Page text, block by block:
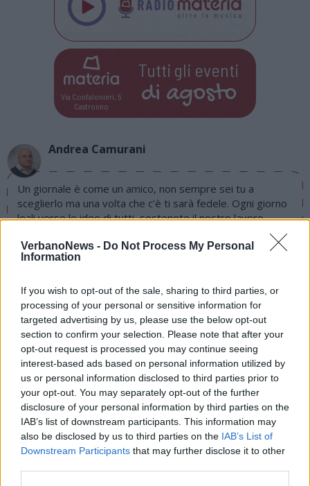
VerbanoNews - Do Not Process My Personal
Information
If you wish to opt-out of the sale, sharing to third parties, or
processing of your personal or sensitive information for
targeted advertising by us, please use the below opt-out
section to confirm your selection. Please note that after your
opt-out request is processed you may continue seeing
interest-based ads based on personal information utilized by
us or personal information disclosed to third parties prior to
your opt-out. You may separately opt-out of the further
disclosure of your personal information by third parties on the
IAB’s list of downstream participants. This information may
also be disclosed by us to third parties on the IAB’s List of
Downstream Participants that may further disclose it to other
Via Confalonieri, 5
Castronno
Tutti gli eventi
di agosto
Andrea Camurani
Un giornale è come un amico, non sempre sei tu a
sceglierlo ma una volta che c’è ti sarà fedele. Ogni giorno
leali verso le idee di tutti, sostenete il nostro lavoro.
Abbonati
PIÙ INFORMAZIONI SU
processo lidia macchi
stefano binda brebbia
LEGGI GLI ALTRI ARTICOLI DI
LOMBARDIA